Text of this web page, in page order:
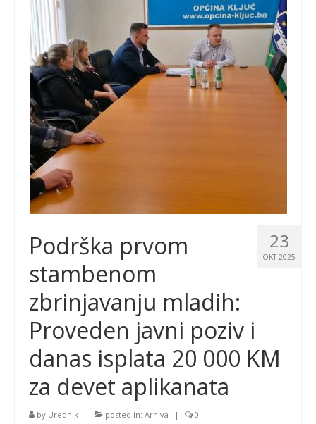
23
OKT 2025
Podrška prvom
stambenom
zbrinjavanju mladih:
Proveden javni poziv i
danas isplata 20 000 KM
za devet aplikanata
by Urednik | posted in: Arhiva | 0